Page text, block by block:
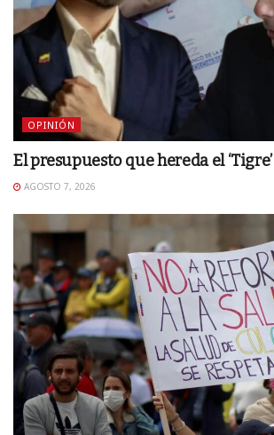
OPINIÓN
El presupuesto que hereda el ‘Tigre’
AGOSTO 7, 2026